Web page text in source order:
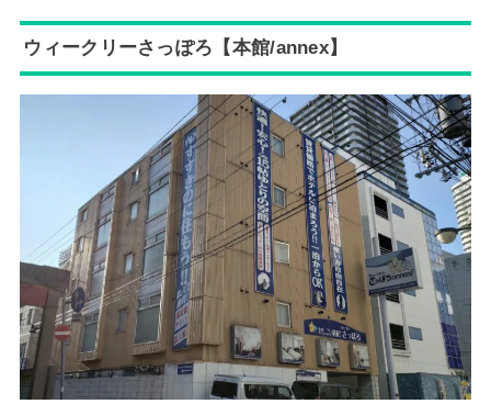
ウィークリーさっぽろ【本館/annex】